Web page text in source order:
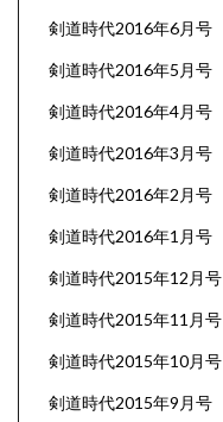
剣道時代2016年6月号
剣道時代2016年5月号
剣道時代2016年4月号
剣道時代2016年3月号
剣道時代2016年2月号
剣道時代2016年1月号
剣道時代2015年12月号
剣道時代2015年11月号
剣道時代2015年10月号
剣道時代2015年9月号